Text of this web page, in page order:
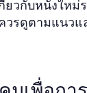
ยวกับหนังใหม่
วรดูตามแนว